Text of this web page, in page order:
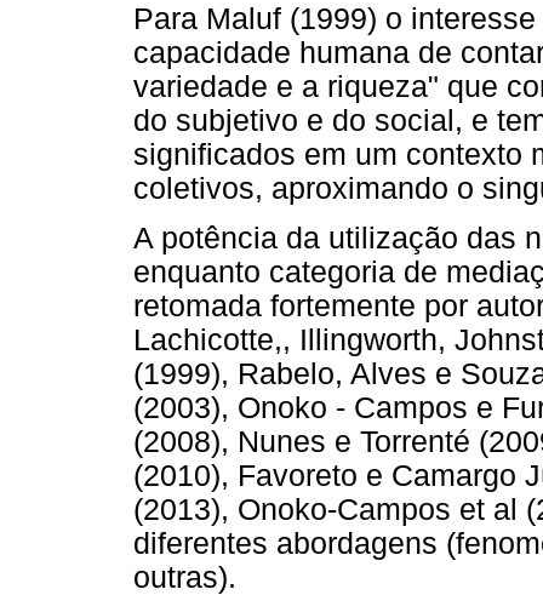
Para Maluf (1999) o
capacidade humana de
variedade e a riqueza" que
do subjetivo e do social, e
significados em um contexto
coletivos, aproximando o
A potência da utilização das
enquanto categoria de
retomada fortemente por
Lachicotte,, Illingworth,
(1999), Rabelo, Alves e
(2003), Onoko - Campos e
(2008), Nunes e Torrenté
(2010), Favoreto e Camargo
(2013), Onoko-Campos et al
diferentes abordagens
outras).